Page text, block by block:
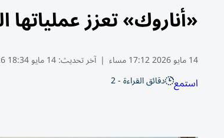
«أناروك» تعزز
14 مايو 2026 17:12 مساء | آخر تحديث:14 مايو 18:34 2026
استمع دقائق القراءة - 2